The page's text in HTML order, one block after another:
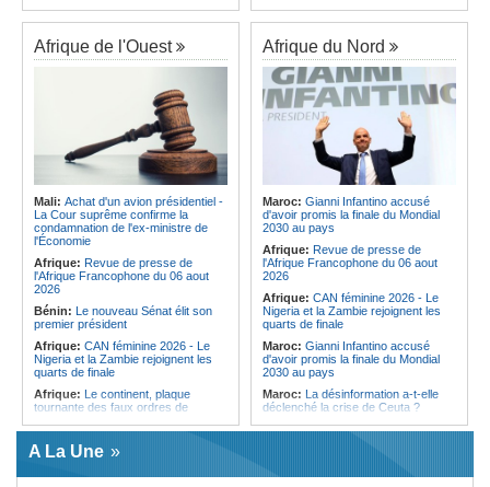
Afrique:La Cour international de
justice fixe le calendrier de la
Visite du Président de la
République et de la Première Dame
à Yamoussoukro
Afrique:L'Angola participe à la 21e
réunion du Partenariat Afrique-
Monde arabe au Caire
Congo-Kinshasa:Ebola - Contre le
variant Bundibugyo, plusieurs
essais lancés mais aucun traitement
Cameroun:Plusieurs
ressortissants expulsés des États-
pays
Afrique:L'Éthiopie accueillera la
76e session du Comité régional de
l'OMS pour le continent
Madagascar:RN4 - Des portions
restent critiques
Madagascar:
Antaninandro- Un
récidiviste armé se présente comme
Madagascar:Spectacle - Star Tour
transforme Mahajanga en aire de
fête
Madagascar:
Musée de la Photo démystifie teza
Afrique de l'Ouest
Mali: Achat d'un avion présidentiel -
La Cour suprême confirme la
condamnation de l'ex-ministre de
l'Économie
Afrique: Revue de presse de
l'Afrique Francophone du 06 aout
2026
Bénin: Le nouveau Sénat élit son
premier président
Afrique: CAN féminine 2026 - Le
Nigeria et la Zambie rejoignent les
quarts de finale
Afrique: Le continent, plaque
tournante des faux ordres de
Guinée:
assume les fonctions présidentielles
Ghana:John Dramani en Jamaïque
Afrique du Nord
Maroc: Gianni Infantino accusé
d'avoir promis la finale du Mondial
2030 au pays
Afrique: Revue de presse de
l'Afrique Francophone du 06 aout
2026
Afrique: CAN féminine 2026 - Le
Nigeria et la Zambie rejoignent les
quarts de finale
Maroc: Gianni Infantino accusé
d'avoir promis la finale du Mondial
2030 au pays
Maroc: La désinformation a-t-elle
déclenché la crise de Ceuta ?
Afrique:L'essor historique de
Algérie:France - L'affaire Mehdi
A La Une